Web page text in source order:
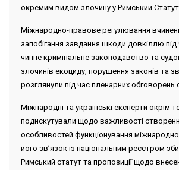
окремим видом злочину у Римський Статут.
Міжнародно-правове регулювання
запобігання завдання шкоди довкіллю під
чинне кримінальне законодавство та
злочинів екоциду, порушення законів та
розглянули під час пленарних обговорень
Міжнародні та українські експерти окрім
подискутували щодо важливості
особливостей функціонування
його зв’язок із національним реєстром
Римський статут та пропозиції щодо